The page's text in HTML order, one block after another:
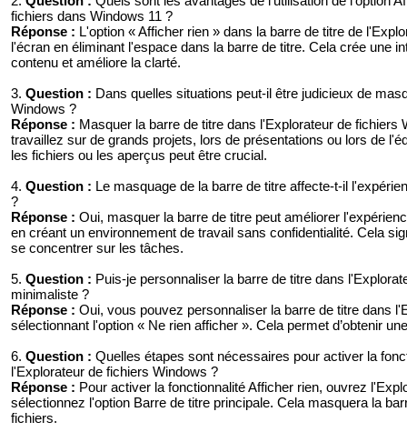
fichiers dans Windows 11 ?
Réponse : L'option « Afficher rien » dans la barre de titre de
l'écran en éliminant l'espace dans la barre de titre. Cela crée une
contenu et améliore la clarté.
3. Question : Dans quelles situations peut-il être judicieux de
Windows ?
Réponse : Masquer la barre de titre dans l'Explorateur de
travaillez sur de grands projets, lors de présentations ou lors de
les fichiers ou les aperçus peut être crucial.
4. Question : Le masquage de la barre de titre affecte-t-il
?
Réponse : Oui, masquer la barre de titre peut améliorer
en créant un environnement de travail sans confidentialité. Cela
se concentrer sur les tâches.
5. Question : Puis-je personnaliser la barre de titre dans
minimaliste ?
Réponse : Oui, vous pouvez personnaliser la barre de titre dans
sélectionnant l'option « Ne rien afficher ». Cela permet d’obtenir
6. Question : Quelles étapes sont nécessaires pour activer la
l'Explorateur de fichiers Windows ?
Réponse : Pour activer la fonctionnalité Afficher rien, ouvrez
sélectionnez l'option Barre de titre principale. Cela masquera la
fichiers.